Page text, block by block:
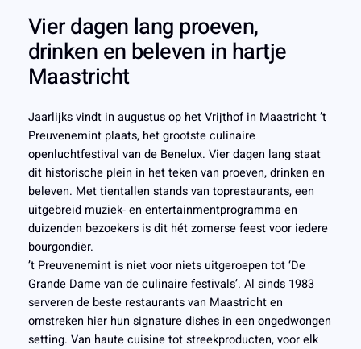
Vier dagen lang proeven,
drinken en beleven in hartje
Maastricht
Jaarlijks vindt in augustus op het Vrijthof in Maastricht ’t
Preuvenemint plaats, het grootste culinaire
openluchtfestival van de Benelux. Vier dagen lang staat
dit historische plein in het teken van proeven, drinken en
beleven. Met tientallen stands van toprestaurants, een
uitgebreid muziek- en entertainmentprogramma en
duizenden bezoekers is dit hét zomerse feest voor iedere
bourgondiër.
’t Preuvenemint is niet voor niets uitgeroepen tot ‘De
Grande Dame van de culinaire festivals’. Al sinds 1983
serveren de beste restaurants van Maastricht en
omstreken hier hun signature dishes in een ongedwongen
setting. Van haute cuisine tot streekproducten, voor elk